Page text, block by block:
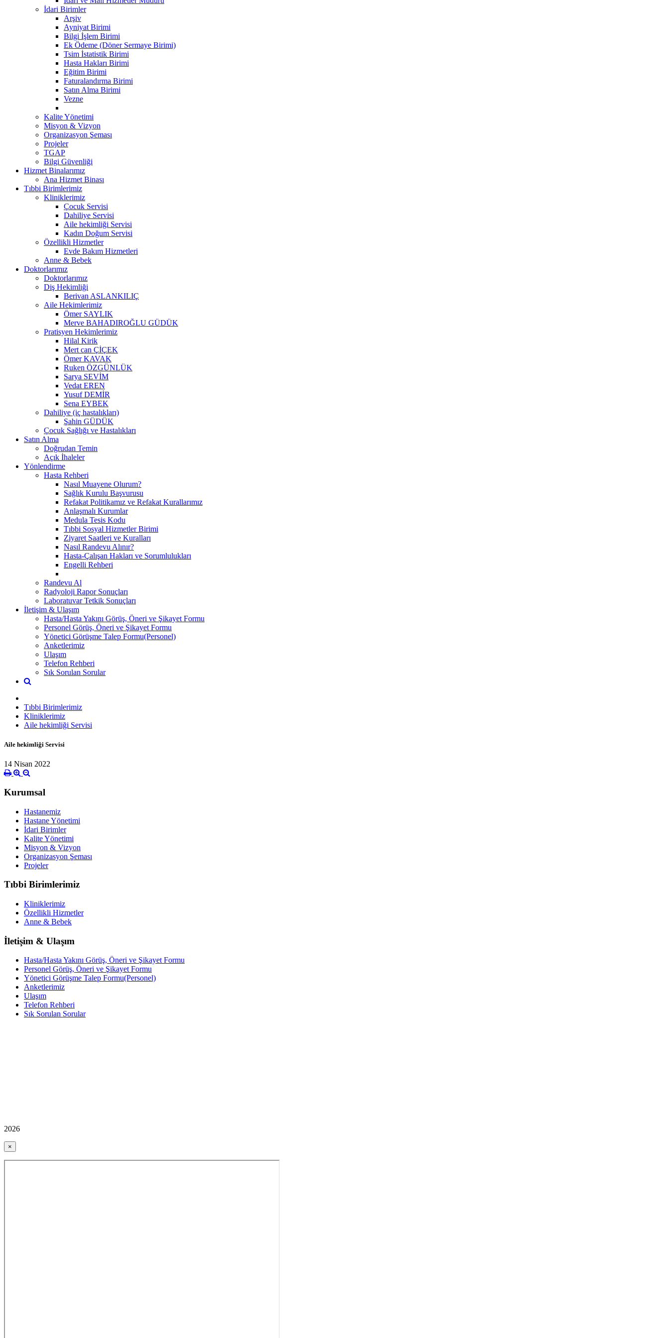
İdari Birimler
Arşiv
Ayniyat Birimi
Bilgi İşlem Birimi
Ek Ödeme (Döner Sermaye Birimi)
Tsim İstatistik Birimi
Hasta Hakları Birimi
Eğitim Birimi
Faturalandırma Birimi
Satın Alma Birimi
Vezne
Kalite Yönetimi
Misyon & Vizyon
Organizasyon Şeması
Projeler
TGAP
Bilgi Güvenliği
Hizmet Binalarımız
Ana Hizmet Binası
Tıbbi Birimlerimiz
Kliniklerimiz
Çocuk Servisi
Dahiliye Servisi
Aile hekimliği Servisi
Kadın Doğum Servisi
Özellikli Hizmetler
Evde Bakım Hizmetleri
Anne & Bebek
Doktorlarımız
Doktorlarımız
Diş Hekimliği
Berivan ASLANKILIÇ
Aile Hekimlerimiz
Ömer SAYLIK
Merve BAHADIROĞLU GÜDÜK
Pratisyen Hekimlerimiz
Hilal Kirik
Mert can ÇİÇEK
Ömer KAVAK
Ruken ÖZGÜNLÜK
Sarya SEVİM
Vedat EREN
Yusuf DEMİR
Sena EYBEK
Dahiliye (iç hastalıkları)
Şahin GÜDÜK
Çocuk Sağlığı ve Hastalıkları
Satın Alma
Doğrudan Temin
Açık İhaleler
Yönlendirme
Hasta Rehberi
Nasıl Muayene Olurum?
Sağlık Kurulu Başvurusu
Refakat Politikamız ve Refakat Kurallarımız
Anlaşmalı Kurumlar
Medula Tesis Kodu
Tıbbi Sosyal Hizmetler Birimi
Ziyaret Saatleri ve Kuralları
Nasıl Randevu Alınır?
Hasta-Çalışan Hakları ve Sorumlulukları
Engelli Rehberi
Randevu Al
Radyoloji Rapor Sonuçları
Laboratuvar Tetkik Sonuçları
İletişim & Ulaşım
Hasta/Hasta Yakını Görüş, Öneri ve Şikayet Formu
Personel Görüş, Öneri ve Şikayet Formu
Yönetici Görüşme Talep Formu(Personel)
Anketlerimiz
Ulaşım
Telefon Rehberi
Sık Sorulan Sorular
Tıbbi Birimlerimiz
Kliniklerimiz
Aile hekimliği Servisi
Aile hekimliği Servisi
14 Nisan 2022
Kurumsal
Hastanemiz
Hastane Yönetimi
İdari Birimler
Kalite Yönetimi
Misyon & Vizyon
Organizasyon Şeması
Projeler
Tıbbi Birimlerimiz
Kliniklerimiz
Özellikli Hizmetler
Anne & Bebek
İletişim & Ulaşım
Hasta/Hasta Yakını Görüş, Öneri ve Şikayet Formu
Personel Görüş, Öneri ve Şikayet Formu
Yönetici Görüşme Talep Formu(Personel)
Anketlerimiz
Ulaşım
Telefon Rehberi
Sık Sorulan Sorular
2026
×